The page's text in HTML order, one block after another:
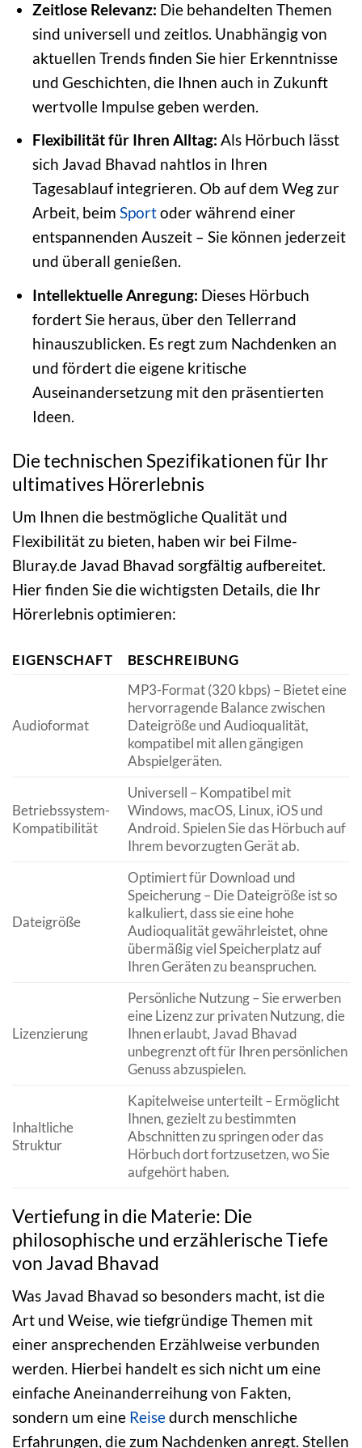
Zeitlose Relevanz: Die behandelten Themen
sind universell und zeitlos. Unabhängig von
aktuellen Trends finden Sie hier Erkenntnisse
und Geschichten, die Ihnen auch in Zukunft
wertvolle Impulse geben werden.
Flexibilität für Ihren Alltag: Als Hörbuch lässt
sich Javad Bhavad nahtlos in Ihren
Tagesablauf integrieren. Ob auf dem Weg zur
Arbeit, beim Sportoder während einer
entspannenden Auszeit – Sie können jederzeit
und überall genießen.
Intellektuelle Anregung: Dieses Hörbuch
fordert Sie heraus, über den Tellerrand
hinauszublicken. Es regt zum Nachdenken an
und fördert die eigene kritische
Auseinandersetzung mit den präsentierten
Ideen.
Die technischen Spezifikationen für Ihr
ultimatives Hörerlebnis
Um Ihnen die bestmögliche Qualität und
Flexibilität zu bieten, haben wir bei Filme-
Bluray.de Javad Bhavad sorgfältig aufbereitet.
Hier finden Sie die wichtigsten Details, die Ihr
Hörerlebnis optimieren:
EIGENSCHAFT BESCHREIBUNG
Audioformat
MP3-Format (320 kbps) – Bietet eine
hervorragende Balance zwischen
Dateigröße und Audioqualität,
kompatibel mit allen gängigen
Abspielgeräten.
Betriebssystem-
Kompatibilität
Universell – Kompatibel mit
Windows, macOS, Linux, iOS und
Android. Spielen Sie das Hörbuch auf
Ihrem bevorzugten Gerät ab.
Dateigröße
Optimiert für Download und
Speicherung – Die Dateigröße ist so
kalkuliert, dass sie eine hohe
Audioqualität gewährleistet, ohne
übermäßig viel Speicherplatz auf
Ihren Geräten zu beanspruchen.
Lizenzierung
Persönliche Nutzung – Sie erwerben
eine Lizenz zur privaten Nutzung, die
Ihnen erlaubt, Javad Bhavad
unbegrenzt oft für Ihren persönlichen
Genuss abzuspielen.
Inhaltliche
Struktur
Kapitelweise unterteilt – Ermöglicht
Ihnen, gezielt zu bestimmten
Abschnitten zu springen oder das
Hörbuch dort fortzusetzen, wo Sie
aufgehört haben.
Vertiefung in die Materie: Die
philosophische und erzählerische Tiefe
von Javad Bhavad
Was Javad Bhavad so besonders macht, ist die
Art und Weise, wie tiefgründige Themen mit
einer ansprechenden Erzählweise verbunden
werden. Hierbei handelt es sich nicht um eine
einfache Aneinanderreihung von Fakten,
sondern um eine Reisedurch menschliche
Erfahrungen, die zum Nachdenken anregt. Stellen